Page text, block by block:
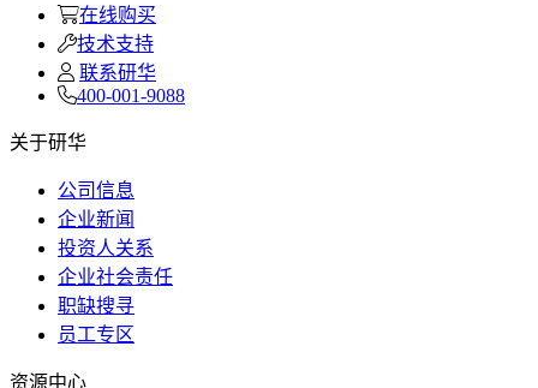
在线购买
技术支持
联系研华
400-001-9088
关于研华
公司信息
企业新闻
投资人关系
企业社会责任
职缺搜寻
员工专区
资源中心